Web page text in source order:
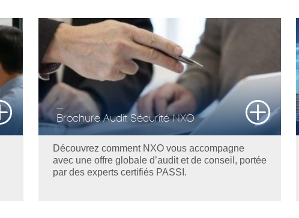
Brochure Audit Sécurité NXO
Découvrez comment NXO vous accompagne
avec une offre globale d’audit et de conseil, portée
par des experts certifiés PASSI.